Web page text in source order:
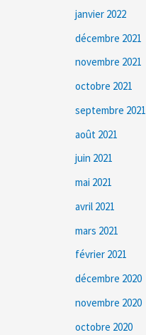
janvier 2022
décembre 2021
novembre 2021
octobre 2021
septembre 2021
août 2021
juin 2021
mai 2021
avril 2021
mars 2021
février 2021
décembre 2020
novembre 2020
octobre 2020